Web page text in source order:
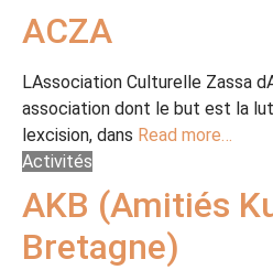
ACZA
LAssociation Culturelle Zassa
association dont le but est la
lexcision, dans Read more…
Activités
AKB (Amitiés
Bretagne)